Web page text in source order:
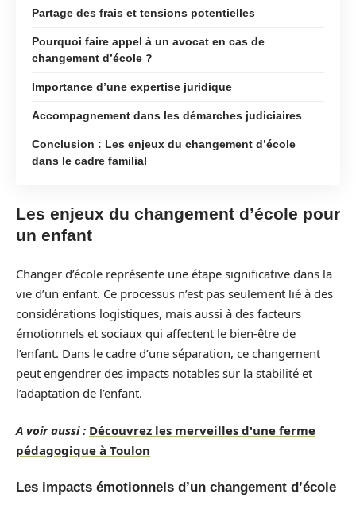
Partage des frais et tensions potentielles
Pourquoi faire appel à un avocat en cas de
changement d’école ?
Importance d’une expertise juridique
Accompagnement dans les démarches judiciaires
Conclusion : Les enjeux du changement d’école
dans le cadre familial
Les enjeux du changement d’école pour
un enfant
Changer d’école représente une étape significative dans la
vie d’un enfant. Ce processus n’est pas seulement lié à des
considérations logistiques, mais aussi à des facteurs
émotionnels et sociaux qui affectent le bien-être de
l’enfant. Dans le cadre d’une séparation, ce changement
peut engendrer des impacts notables sur la stabilité et
l’adaptation de l’enfant.
A voir aussi : Découvrez les merveilles d'une ferme
pédagogique à Toulon
Les impacts émotionnels d’un changement d’école